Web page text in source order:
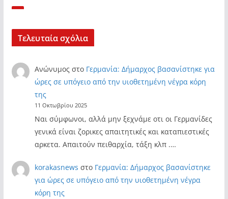
Τελευταία σχόλια
Ανώνυμος στο Γερμανία: Δήμαρχος βασανίστηκε για
ώρες σε υπόγειο από την υιοθετημένη νέγρα κόρη
της
11 Οκτωβρίου 2025
Ναι σύμφωνοι, αλλά μην ξεχνάμε οτι οι Γερμανίδες
γενικά είναι ζορικες απαιτητικές και καταπιεστικές
αρκετα. Απαιτούν πειθαρχία, τάξη κλπ .…
korakasnews στο Γερμανία: Δήμαρχος βασανίστηκε
για ώρες σε υπόγειο από την υιοθετημένη νέγρα
κόρη της